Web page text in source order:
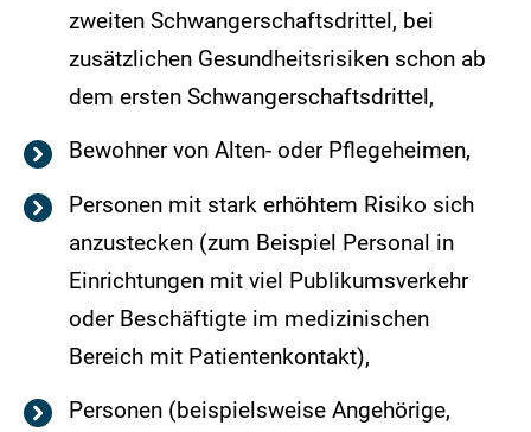
zweiten Schwangerschaftsdrittel, bei
zusätzlichen Gesundheitsrisiken schon ab
dem ersten Schwangerschaftsdrittel,
Bewohner von Alten- oder Pflegeheimen,
Personen mit stark erhöhtem Risiko sich
anzustecken (zum Beispiel Personal in
Einrichtungen mit viel Publikumsverkehr
oder Beschäftigte im medizinischen
Bereich mit Patientenkontakt),
Personen (beispielsweise Angehörige,